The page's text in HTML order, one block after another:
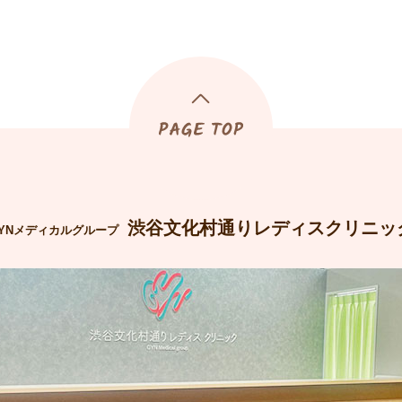
メディカルグループ 渋谷文化村通りレディスクリニッ